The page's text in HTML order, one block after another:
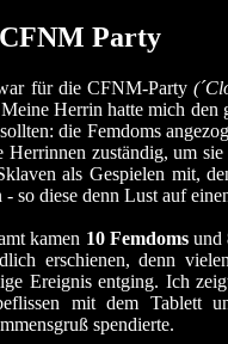
Party
für die CFNM-Party
Herrin hatte mich den
die Femdoms
Herrinnen zuständig, um
als Gespielen mit,
- so diese denn Lust auf
kamen 10 Femdomsund
erschienen, denn
Ereignis entging. Ich
mit dem Tablett
spendierte.